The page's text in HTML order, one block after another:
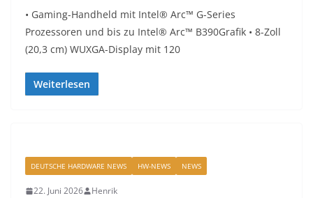
• Gaming-Handheld mit Intel® Arc™ G-Series
Prozessoren und bis zu Intel® Arc™ B390Grafik • 8-Zoll
(20,3 cm) WUXGA-Display mit 120
Weiterlesen
DEUTSCHE HARDWARE NEWS HW-NEWS NEWS
22. Juni 2026 Henrik